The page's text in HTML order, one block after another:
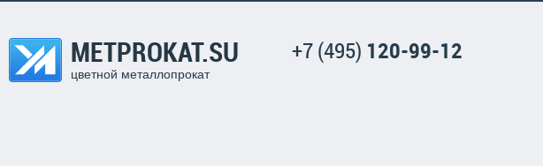
METPROKAT.SU
цветной металлопрокат
+7 (495) 120-99-12